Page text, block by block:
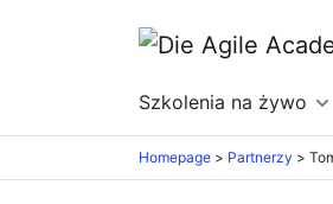
Szkolenia na żywo
Homepage > Partnerzy >